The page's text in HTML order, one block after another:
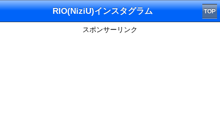
RIO(NiziU)インスタグラム TOP
スポンサーリンク